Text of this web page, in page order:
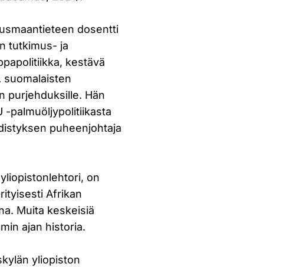
dosentti
tutkimus- ja
kestävä
purjehduksille. Hän
-palmuöljypolitiikasta
puheenjohtaja
on
Afrikan
Muita keskeisiä
ajan historia.
yliopiston